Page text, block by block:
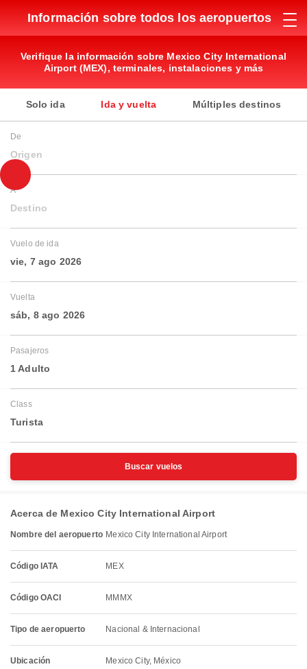
Información sobre todos los aeropuertos
Verifique la información sobre Mexico City International
Airport (MEX), terminales, instalaciones y más
Solo ida Ida y vuelta Múltiples destinos
De
Origen
A
Destino
Vuelo de ida
vie, 7 ago 2026
Vuelta
sáb, 8 ago 2026
Pasajeros
1 Adulto
Class
Turista
Buscar vuelos
Acerca de Mexico City International Airport
Nombre del aeropuerto Mexico City International Airport
Código IATA MEX
Código OACI MMMX
Tipo de aeropuerto Nacional & Internacional
Ubicación Mexico City, México